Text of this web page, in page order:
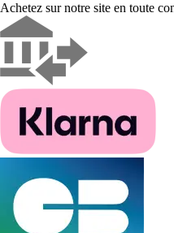
Achetez sur notre site en toute